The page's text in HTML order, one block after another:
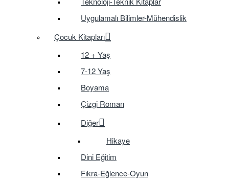
Uygulamalı Bilimler-Mühendislik
Çocuk Kitapları
12 + Yaş
7-12 Yaş
Boyama
Çizgi Roman
Diğer
Hikaye
Dini Eğitim
Fıkra-Eğlence-Oyun